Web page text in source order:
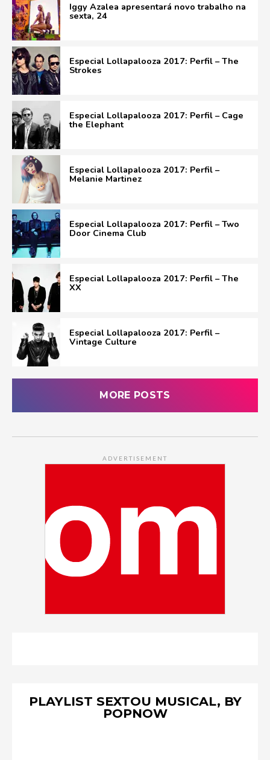
Iggy Azalea apresentará novo trabalho na
sexta, 24
Especial Lollapalooza 2017: Perfil – The
Strokes
Especial Lollapalooza 2017: Perfil – Cage
the Elephant
Especial Lollapalooza 2017: Perfil –
Melanie Martinez
Especial Lollapalooza 2017: Perfil – Two
Door Cinema Club
Especial Lollapalooza 2017: Perfil – The
XX
Especial Lollapalooza 2017: Perfil –
Vintage Culture
MORE POSTS
ADVERTISEMENT
PLAYLIST SEXTOU MUSICAL, BY
POPNOW